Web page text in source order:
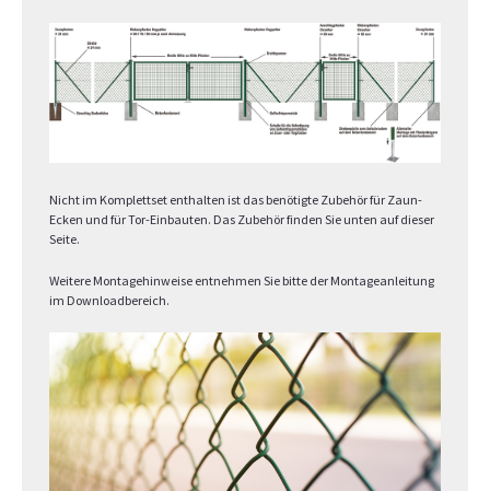
Nicht im Komplettset enthalten ist das benötigte Zubehör für Zaun-
Ecken und für Tor-Einbauten. Das Zubehör finden Sie unten auf dieser
Seite.
Weitere Montagehinweise entnehmen Sie bitte der Montageanleitung
im Downloadbereich.